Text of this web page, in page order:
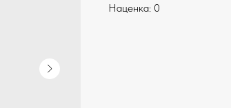
Наценка: 0